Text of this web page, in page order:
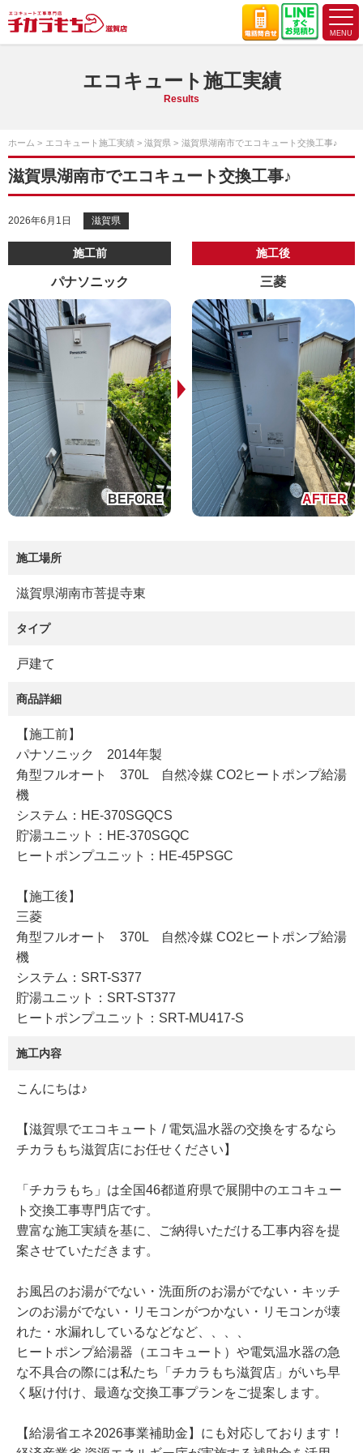
エコキュート施工実績
Results
ホーム エコキュート施工実績 滋賀県 滋賀県湖南市でエコキュート交換工事♪
滋賀県湖南市でエコキュート交換工事♪
2026年6月1日 滋賀県
施工前
パナソニック
施工後
三菱
施工場所
滋賀県湖南市菩提寺東
タイプ
戸建て
商品詳細
【施工前】
パナソニック 2014年製
角型フルオート 370L 自然冷媒 CO2ヒートポンプ給湯
機
システム：HE-370SGQCS
貯湯ユニット：HE-370SGQC
ヒートポンプユニット：HE-45PSGC
【施工後】
三菱
角型フルオート 370L 自然冷媒 CO2ヒートポンプ給湯
機
システム：SRT-S377
貯湯ユニット：SRT-ST377
ヒートポンプユニット：SRT-MU417-S
施工内容
こんにちは♪
【滋賀県でエコキュート / 電気温水器の交換をするなら
チカラもち滋賀店にお任せください】
「チカラもち」は全国46都道府県で展開中のエコキュー
ト交換工事専門店です。
豊富な施工実績を基に、ご納得いただける工事内容を提
案させていただきます。
お風呂のお湯がでない・洗面所のお湯がでない・キッチ
ンのお湯がでない・リモコンがつかない・リモコンが壊
れた・水漏れしているなどなど、、、、
ヒートポンプ給湯器（エコキュート）や電気温水器の急
な不具合の際には私たち「チカラもち滋賀店」がいち早
く駆け付け、最適な交換工事プランをご提案します。
【給湯省エネ2026事業補助金】にも対応しております！